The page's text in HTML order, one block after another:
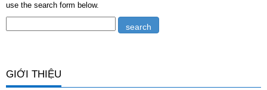
use the search form below.
GIỚI THIỆU